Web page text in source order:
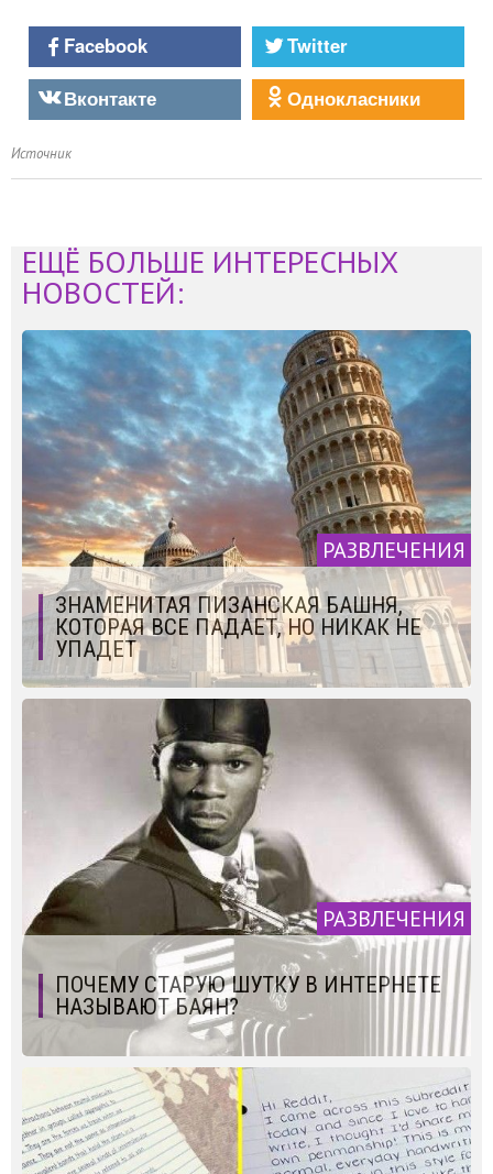
Facebook
Twitter
Вконтакте
Однокласники
Источник
ЕЩЁ БОЛЬШЕ ИНТЕРЕСНЫХ
НОВОСТЕЙ:
РАЗВЛЕЧЕНИЯ
ЗНАМЕНИТАЯ ПИЗАНСКАЯ БАШНЯ,
КОТОРАЯ ВСЕ ПАДАЕТ, НО НИКАК НЕ
УПАДЕТ
РАЗВЛЕЧЕНИЯ
ПОЧЕМУ СТАРУЮ ШУТКУ В ИНТЕРНЕТЕ
НАЗЫВАЮТ БАЯН?